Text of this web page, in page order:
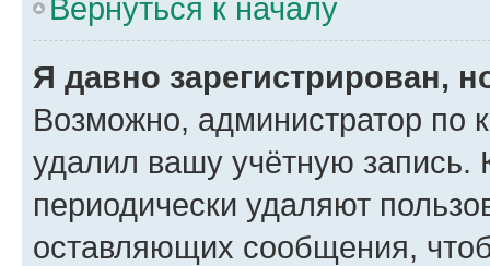
Вернуться к началу
Я давно зарегистрирован,
Возможно, администратор по
удалил вашу учётную запись.
периодически удаляют
оставляющих сообщения,